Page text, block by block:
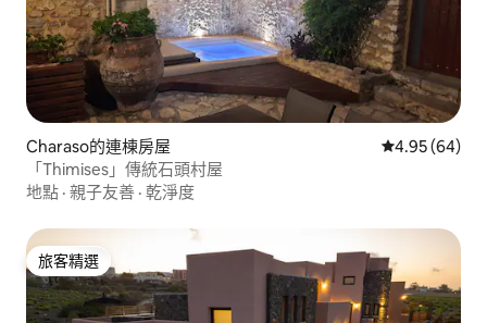
Charaso的連棟房屋 從 64 則評價
4.95 (64)
「Thimises」傳統石頭村屋
地點 · 親子友善 · 乾淨度
旅客精選
旅客精選